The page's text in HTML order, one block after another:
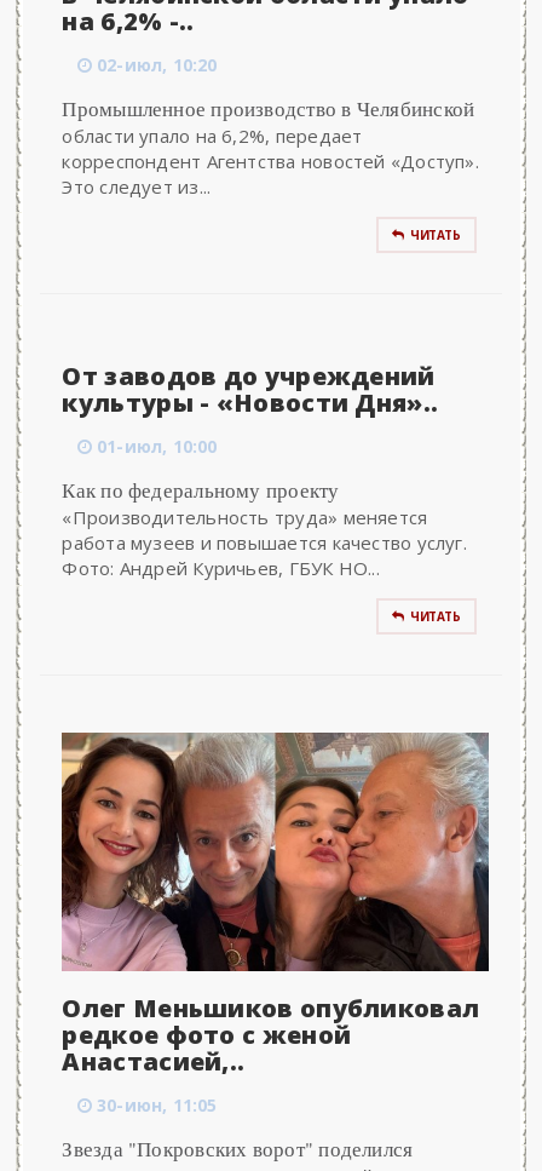
на 6,2% -..
02-июл, 10:20
Промышленное производство в Челябинской
области упало на 6,2%, передает
корреспондент Агентства новостей «Доступ».
Это следует из...
ЧИТАТЬ
От заводов до учреждений
культуры - «Новости Дня»..
01-июл, 10:00
Как по федеральному проекту
«Производительность труда» меняется
работа музеев и повышается качество услуг.
Фото: Андрей Куричьев, ГБУК НО...
ЧИТАТЬ
Олег Меньшиков опубликовал
редкое фото с женой
Анастасией,..
30-июн, 11:05
Звезда "Покровских ворот" поделился